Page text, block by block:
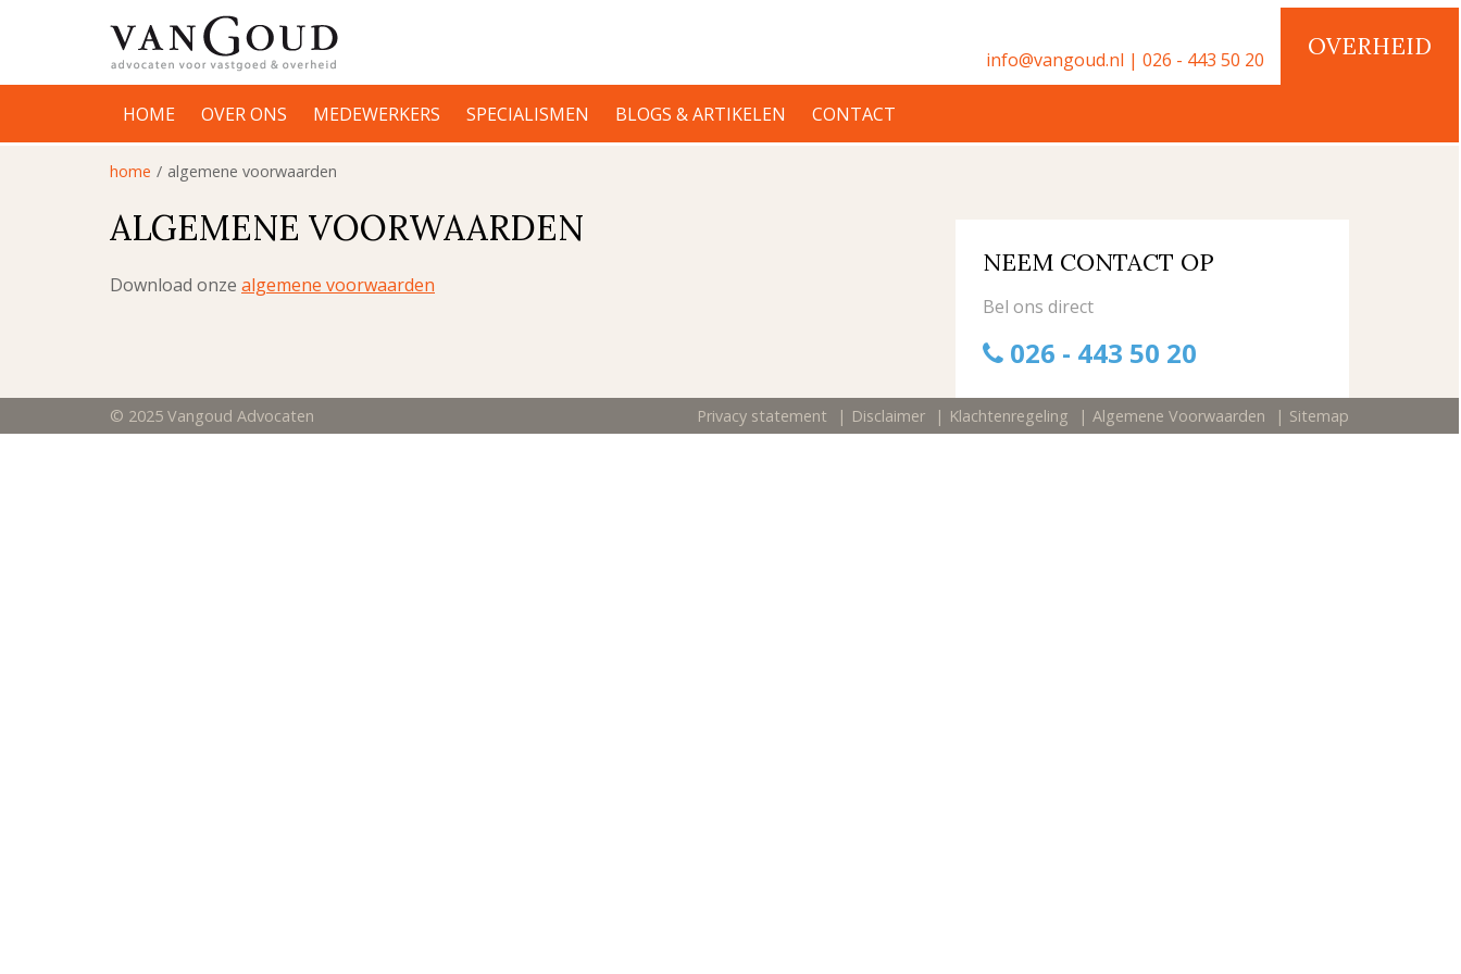
info@vangoud.nl | 026 - 443 50 20 OVERHEID
HOME OVER ONS MEDEWERKERS SPECIALISMEN BLOGS & ARTIKELEN CONTACT
home algemene voorwaarden
ALGEMENE VOORWAARDEN
Download onze algemene voorwaarden
NEEM CONTACT OP
Bel ons direct
026 - 443 50 20
© 2025 Vangoud Advocaten Privacy statement Disclaimer Klachtenregeling Algemene Voorwaarden Sitemap